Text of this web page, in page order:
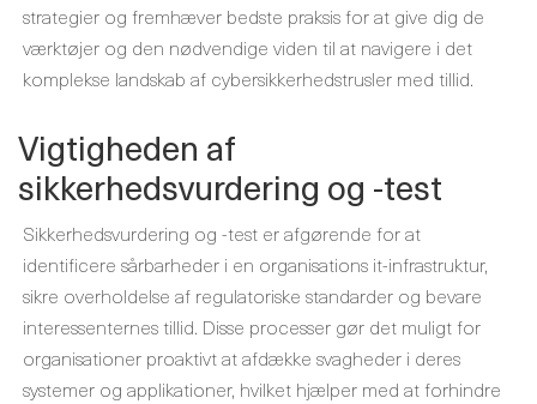
strategier og fremhæver bedste praksis for at give dig de
værktøjer og den nødvendige viden til at navigere i det
komplekse landskab af cybersikkerhedstrusler med tillid.
Vigtigheden af ​​
sikkerhedsvurdering og -test
Sikkerhedsvurdering og -test er afgørende for at
identificere sårbarheder i en organisations it-infrastruktur,
sikre overholdelse af regulatoriske standarder og bevare
interessenternes tillid. Disse processer gør det muligt for
organisationer proaktivt at afdække svagheder i deres
systemer og applikationer, hvilket hjælper med at forhindre